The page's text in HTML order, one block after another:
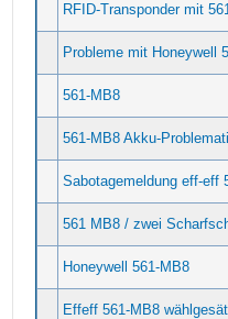
RFID-Transponder mit
Probleme mit Honeywell
561-MB8
561-MB8 Akku-
Sabotagemeldung eff-eff
561 MB8 / zwei
Honeywell 561-MB8
Effeff 561-MB8